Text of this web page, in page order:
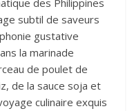
des Philippines
subtil de saveurs
gustative
la marinade
de poulet de
de la sauce soja et
culinaire exquis